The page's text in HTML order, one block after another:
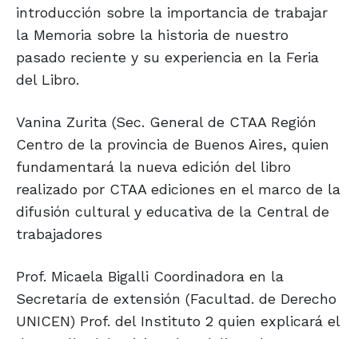
introducción sobre la importancia de trabajar
la Memoria sobre la historia de nuestro
pasado reciente y su experiencia en la Feria
del Libro.
Vanina Zurita (Sec. General de CTAA Región
Centro de la provincia de Buenos Aires, quien
fundamentará la nueva edición del libro
realizado por CTAA ediciones en el marco de la
difusión cultural y educativa de la Central de
trabajadores
Prof. Micaela Bigalli Coordinadora en la
Secretaría de extensión (Facultad. de Derecho
UNICEN) Prof. del Instituto 2 quien explicará el